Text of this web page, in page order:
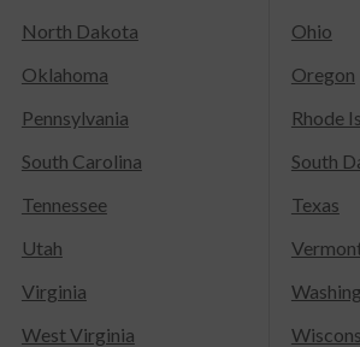
North Dakota
Ohio
Oklahoma
Oregon
Pennsylvania
Rhode
South Carolina
South
Tennessee
Texas
Utah
Virginia
West Virginia